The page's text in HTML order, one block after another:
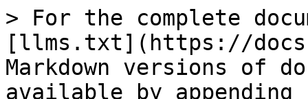
> For the complete
[llms.txt](https://
Markdown versions of
available by